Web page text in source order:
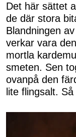
Det här sättet
de där stora
Blandningen
verkar vara
mortla
smeten. Sen
ovanpå den
lite flingsalt.